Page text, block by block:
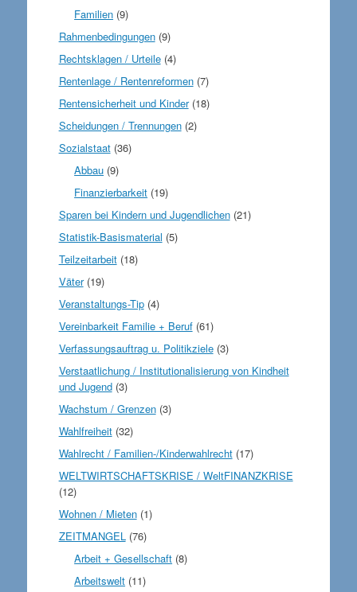
Familien (9)
Rahmenbedingungen(9)
Rechtsklagen / Urteile(4)
Rentenlage / Rentenreformen(7)
Rentensicherheit und Kinder(18)
Scheidungen / Trennungen(2)
Sozialstaat(36)
Abbau (9)
Finanzierbarkeit (19)
Sparen bei Kindern und Jugendlichen(21)
Statistik-Basismaterial (5)
Teilzeitarbeit(18)
Väter(19)
Veranstaltungs-Tip(4)
Vereinbarkeit Familie + Beruf(61)
Verfassungsauftrag u. Politikziele(3)
Verstaatlichung / Institutionalisierung von Kindheit
und Jugend(3)
Wachstum / Grenzen(3)
Wahlfreiheit(32)
Wahlrecht / Familien-/Kinderwahlrecht(17)
WELTWIRTSCHAFTSKRISE / WeltFINANZKRISE
(12)
Wohnen / Mieten(1)
ZEITMANGEL(76)
Arbeit + Gesellschaft (8)
Arbeitswelt (11)